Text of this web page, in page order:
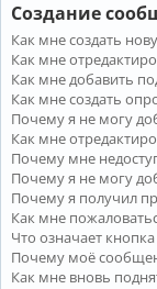
Создание
Как мне создать
Как мне
Как мне добавить
Как мне создать
Почему я не могу
Как мне
Почему мне
Почему я не могу
Почему я получил
Как мне
Что означает
Почему моё
Как мне вновь